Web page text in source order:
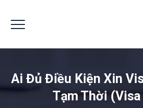
Ai Đủ Điều Kiện Xin
Tạm Thời (Visa